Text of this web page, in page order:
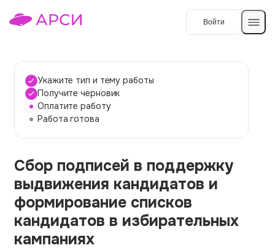
Войти
Темы работ
О сервисе
О компании
Наши гарантии
Порядок оплаты
Вопросы и ответы
Контакты
Укажите тип и тему работы
Получите черновик
Оплатите работу
Работа готова
Сбор подписей в поддержку
выдвижения кандидатов и
формирование списков
кандидатов в избирательных
кампаниях